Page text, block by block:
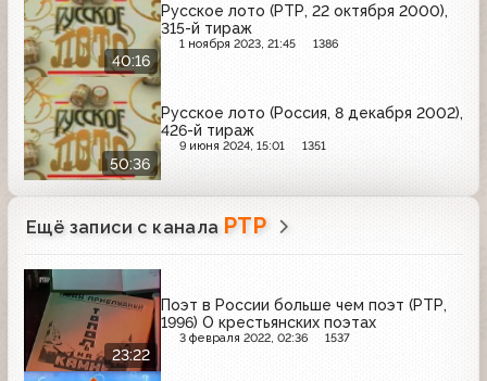
40:16
Русское лото (РТР, 22 октября 2000),
315-й тираж
1 ноября 2023, 21:45 1386
50:36
Русское лото (Россия, 8 декабря 2002),
426-й тираж
9 июня 2024, 15:01 1351
Ещё записи с канала РТР
23:22
Поэт в России больше чем поэт (РТР,
1996) О крестьянских поэтах
3 февраля 2022, 02:36 1537